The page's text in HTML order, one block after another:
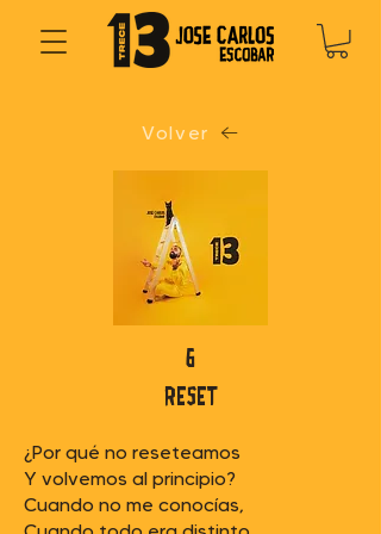
Volver
6
reset
¿Por qué no reseteamos
Y volvemos al principio?
Cuando no me conocías,